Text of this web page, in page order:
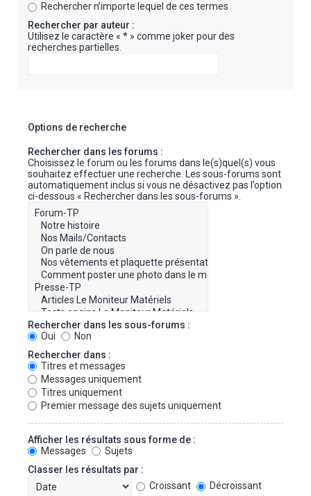
Rechercher n’importe lequel de ces termes
Rechercher par auteur :
Utilisez le caractère « * » comme joker pour des
recherches partielles.
Options de recherche
Rechercher dans les forums :
Choisissez le forum ou les forums dans le(s)quel(s) vous
souhaitez effectuer une recherche. Les sous-forums sont
automatiquement inclus si vous ne désactivez pas l’option
ci-dessous « Rechercher dans les sous-forums ».
Rechercher dans les sous-forums :
Oui
Non
Rechercher dans :
Titres et messages
Messages uniquement
Titres uniquement
Premier message des sujets uniquement
Afficher les résultats sous forme de :
Messages
Sujets
Classer les résultats par :
Croissant
Décroissant